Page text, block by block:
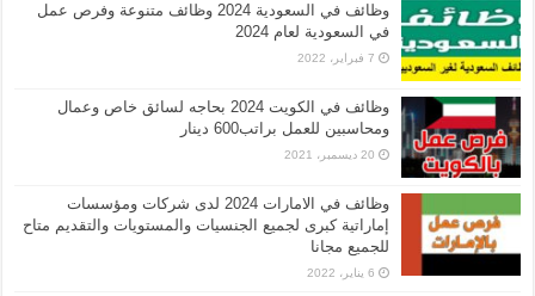
وظائف في السعودية 2024 وظائف متنوعة وفرص عمل
في السعودية لعام 2024
7 فبراير، 2022
وظائف في الكويت 2024 بحاجه لسائق خاص وعمال
ومحاسبين للعمل براتب600 دينار
20 ديسمبر، 2021
وظائف في الامارات 2024 لدى شركات ومؤسسات
إماراتية كبرى لجميع الجنسيات والمستويات والتقديم متاح
للجميع مجانا
6 يناير، 2022